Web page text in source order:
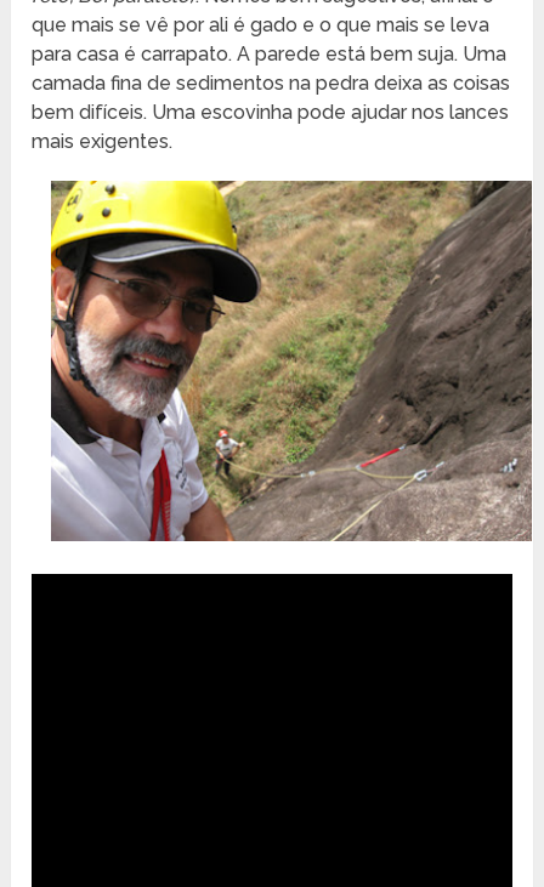
que mais se vê por ali é gado e o que mais se leva
para casa é carrapato. A parede está bem suja. Uma
camada fina de sedimentos na pedra deixa as coisas
bem difíceis. Uma escovinha pode ajudar nos lances
mais exigentes.